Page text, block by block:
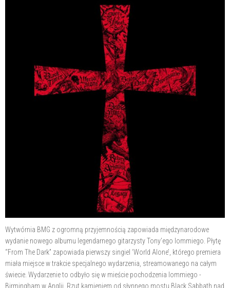
Wytwórnia BMG z ogromną przyjemnością zapowiada międzynarodowe
wydanie nowego albumu legendarnego gitarzysty Tony’ego Iommiego. Płytę
“From The Dark” zapowiada pierwszy singiel ‘World Alone’, którego premiera
miała miejsce w trakcie specjalnego wydarzenia, streamowanego na całym
świecie. Wydarzenie to odbyło się w mieście pochodzenia Iommiego -
Birmingham w Anglii. Rzut kamieniem od słynnego mostu Black Sabbath nad